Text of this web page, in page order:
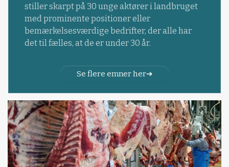
stiller skarpt på 30 unge aktører i landbruget
med prominente positioner eller
bemærkelsesværdige bedrifter, der alle har
det til fælles, at de er under 30 år.
Se flere emner her